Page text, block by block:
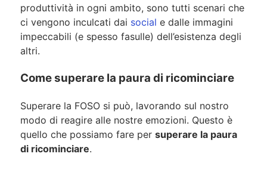
produttività in ogni ambito, sono tutti scenari che
ci vengono inculcati dai social e dalle immagini
impeccabili (e spesso fasulle) dell’esistenza degli
altri.
Come superare la paura di ricominciare
Superare la FOSO si può, lavorando sul nostro
modo di reagire alle nostre emozioni. Questo è
quello che possiamo fare per superare la paura
di ricominciare.